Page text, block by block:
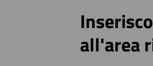
all'area